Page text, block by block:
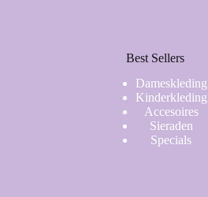
Best Sellers
Dameskleding
Kinderkleding
Accesoires
Sieraden
Specials